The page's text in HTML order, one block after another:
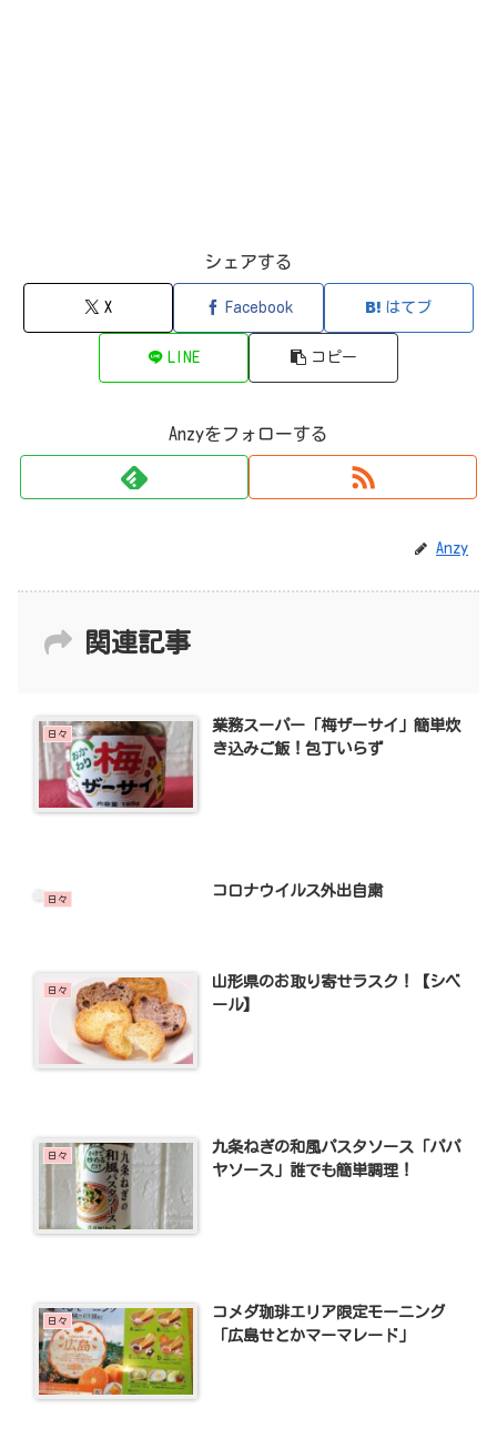
シェアする
X Facebook はてブ
LINE コピー
Anzyをフォローする
Anzy
関連記事
日々
業務スーパー「梅ザーサイ」簡単炊
き込みご飯！包丁いらず
日々
コロナウイルス外出自粛
日々
山形県のお取り寄せラスク！【シベ
ール】
日々
九条ねぎの和風パスタソース「パパ
ヤソース」誰でも簡単調理！
日々
コメダ珈琲エリア限定モーニング
「広島せとかマーマレード」